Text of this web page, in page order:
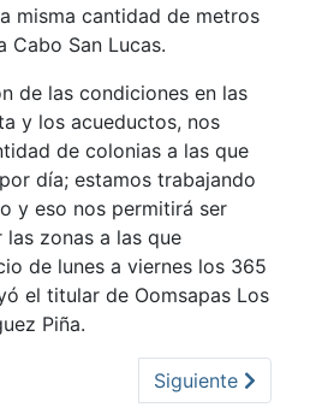
misma cantidad de metros
Cabo San Lucas.
de las condiciones en las
y los acueductos, nos
de colonias a las que
día; estamos trabajando
y eso nos permitirá ser
zonas a las que
de lunes a viernes los 365
el titular de Oomsapas Los
Piña.
de Oomsapas Los
Artículo
Siguiente